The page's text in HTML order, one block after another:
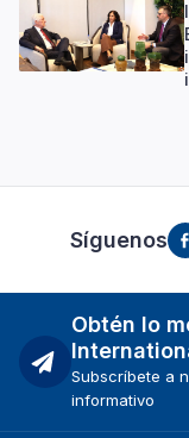
Síguenos
Obtén lo
Subscríbete a
informativo